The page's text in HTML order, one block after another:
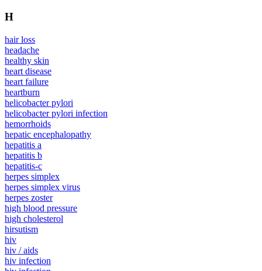
H
hair loss
headache
healthy skin
heart disease
heart failure
heartburn
helicobacter pylori
helicobacter pylori infection
hemorrhoids
hepatic encephalopathy
hepatitis a
hepatitis b
hepatitis-c
herpes simplex
herpes simplex virus
herpes zoster
high blood pressure
high cholesterol
hirsutism
hiv
hiv / aids
hiv infection